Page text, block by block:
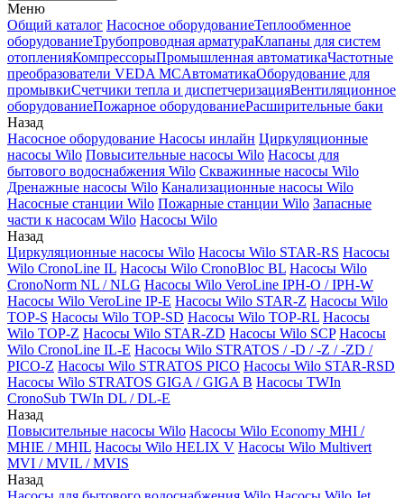
Меню
Общий каталог Насосное оборудованиеТеплообменное
оборудованиеТрубопроводная арматураКлапаны для систем
отопленияКомпрессорыПромышленная автоматикаЧастотные
преобразователи VEDA MCАвтоматикаОборудование для
промывкиСчетчики тепла и диспетчеризацияВентиляционное
оборудованиеПожарное оборудованиеРасширительные баки
Назад
Насосное оборудование Насосы инлайн Циркуляционные
насосы Wilo Повысительные насосы Wilo Насосы для
бытового водоснабжения Wilo Скважинные насосы Wilo
Дренажные насосы Wilo Канализационные насосы Wilo
Насосные станции Wilo Пожарные станции Wilo Запасные
части к насосам Wilo Насосы Wilo
Назад
Циркуляционные насосы Wilo Насосы Wilo STAR-RS Насосы
Wilo CronoLine IL Насосы Wilo CronoBloc BL Насосы Wilo
CronoNorm NL / NLG Насосы Wilo VeroLine IPH-O / IPH-W
Насосы Wilo VeroLine IP-E Насосы Wilo STAR-Z Насосы Wilo
TOP-S Насосы Wilo TOP-SD Насосы Wilo TOP-RL Насосы
Wilo TOP-Z Насосы Wilo STAR-ZD Насосы Wilo SCP Насосы
Wilo CronoLine IL-E Насосы Wilo STRATOS / -D / -Z / -ZD /
PICO-Z Насосы Wilo STRATOS PICO Насосы Wilo STAR-RSD
Насосы Wilo STRATOS GIGA / GIGA B Насосы TWIn
CronoSub TWIn DL / DL-E
Назад
Повысительные насосы Wilo Насосы Wilo Economy MHI /
MHIE / MHIL Насосы Wilo HELIX V Насосы Wilo Multivert
MVI / MVIL / MVIS
Назад